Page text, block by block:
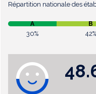
Répartition nationale des
A B
30% 42%